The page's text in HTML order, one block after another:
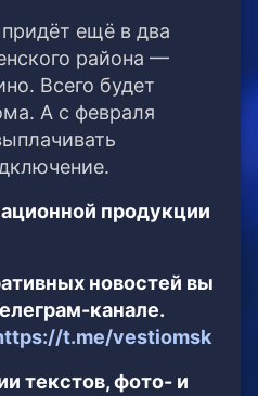
ещё в два
района —
Всего будет
А с февраля
продукции
новостей вы
канале.
t.me/vestiomsk
текстов, фото- и